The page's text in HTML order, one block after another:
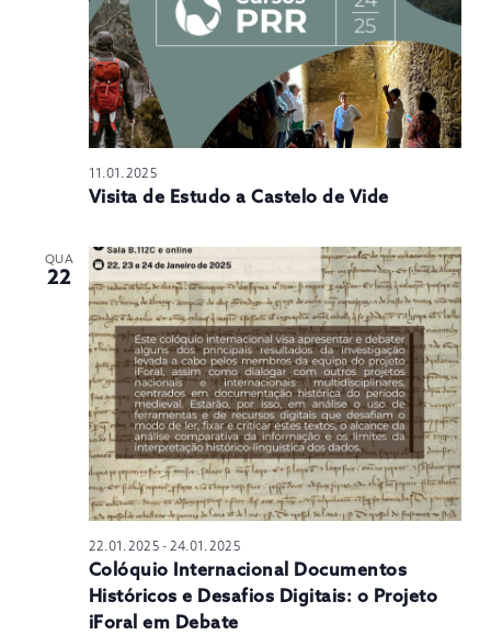
11.01.2025
Visita de Estudo a Castelo de Vide
QUA
22
22.01.2025- 24.01.2025
Colóquio Internacional Documentos
Históricos e Desafios Digitais: o Projeto
iForal em Debate